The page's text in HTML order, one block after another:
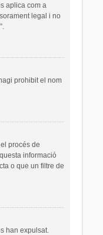
aplica com a
legal i no
prohibit el nom
procés de
informació
o que un filtre de
han expulsat.